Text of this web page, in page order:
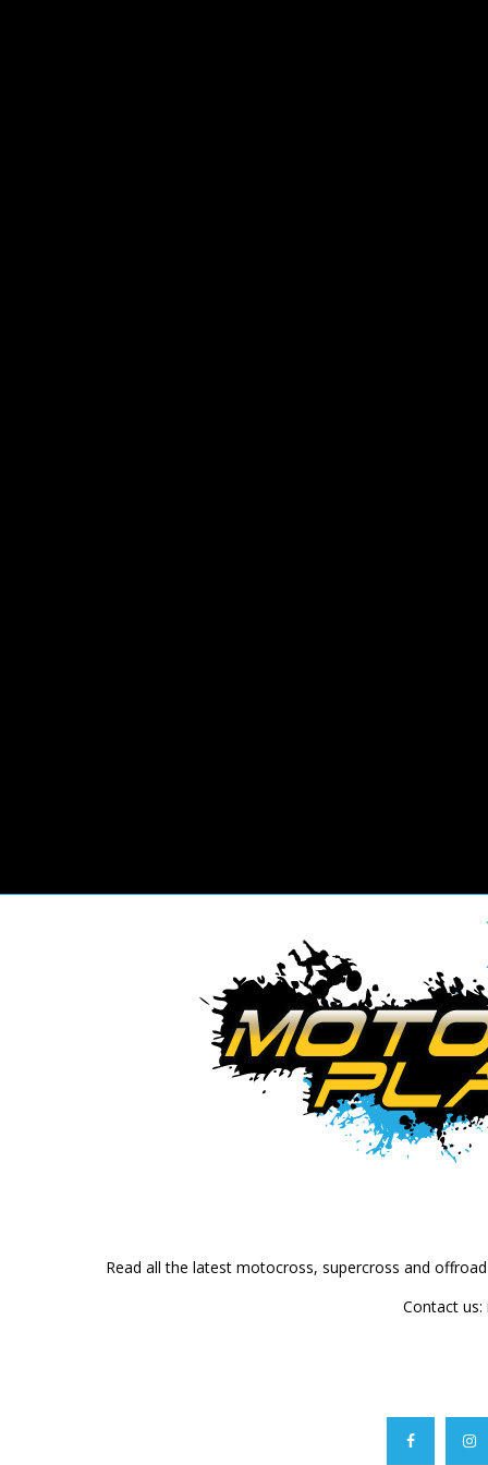
Read all the latest motocross, supercross and
Contact us: